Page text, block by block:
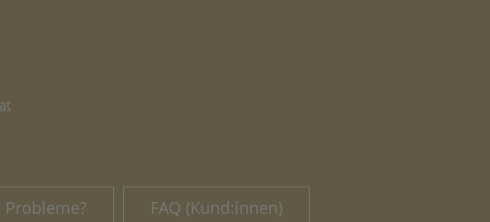
Probleme? FAQ (Kund:innen)